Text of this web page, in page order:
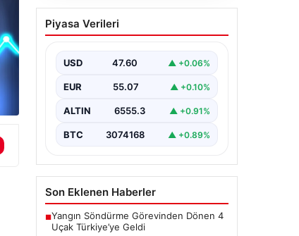
Süper Lig’de görülmemiş
olay! Aşık olduğu için
Piyasa Verileri
USD 47.60 ▲ +0.06%
EUR 55.07 ▲ +0.10%
ALTIN 6555.3 ▲ +0.91%
BTC 3074168 ▲ +0.89%
Son Eklenen Haberler
■Yangın Söndürme Görevinden Dönen 4
Uçak Türkiye’ye Geldi